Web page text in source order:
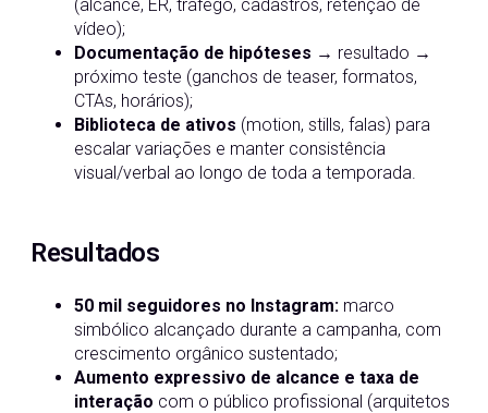
(alcance, ER, tráfego, cadastros, retenção de
vídeo);
Documentação de hipóteses → resultado →
próximo teste (ganchos de teaser, formatos,
CTAs, horários);
Biblioteca de ativos (motion, stills, falas) para
escalar variações e manter consistência
visual/verbal ao longo de toda a temporada.
Resultados
50 mil seguidores no Instagram: marco
simbólico alcançado durante a campanha, com
crescimento orgânico sustentado;
Aumento expressivo de alcance e taxa de
interação com o público profissional (arquitetos